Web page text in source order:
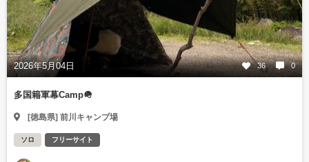
2026年5月04日 36 0
多国籍軍幕Camp🪖
[徳島県] 前川キャンプ場
ソロ フリーサイト